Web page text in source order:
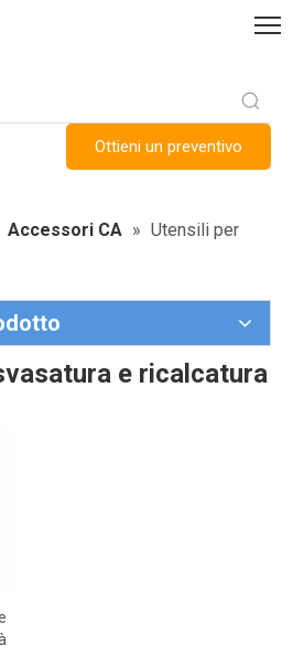
Ottieni un preventivo
Accessori CA » Utensili per
e ricalcatura